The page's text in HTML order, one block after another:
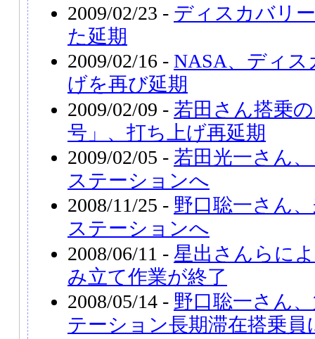
2009/02/23 - ディスカバリ
た延期
2009/02/16 - NASA、ディ
げを再び延期
2009/02/09 - 若田さん搭乗
号」、打ち上げ再延期
2009/02/05 - 若田光一さん
ステーションへ
2008/11/25 - 野口聡一さん
ステーションへ
2008/06/11 - 星出さんらに
み立て作業が終了
2008/05/14 - 野口聡一さん
テーション長期滞在搭乗員